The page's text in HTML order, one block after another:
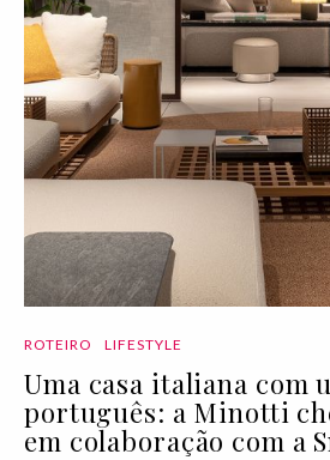
ROTEIRO LIFESTYLE
Uma casa italiana com
português: a Minotti
em colaboração com a